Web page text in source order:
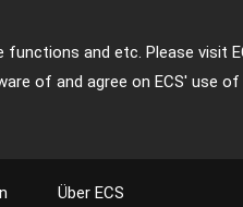
and etc. Please visit
of and agree on ECS' use
Über ECS